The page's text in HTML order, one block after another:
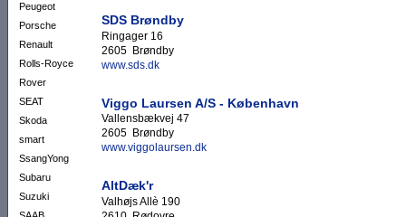
Peugeot
Porsche
Renault
Rolls-Royce
Rover
SEAT
Skoda
smart
SsangYong
Subaru
Suzuki
SDS Brøndby
Ringager 16
2605 Brøndby
www.sds.dk
Viggo Laursen A/S - København
Vallensbækvej 47
2605 Brøndby
www.viggolaursen.dk
AltDæk'r
Valhøjs Allè 190